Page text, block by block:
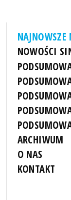
NOWOŚCI
ARCHIWUM
O NAS
KONTAKT